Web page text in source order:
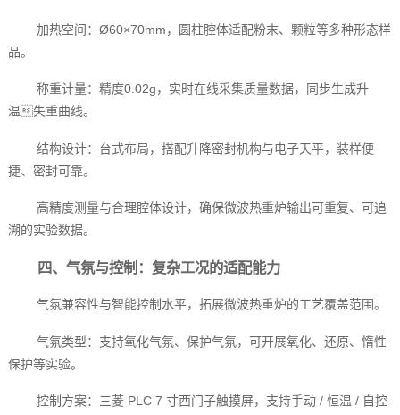
加热空间：Ø60×70mm，圆柱腔体适配粉末、颗粒等多种形态样
品。
称重计量：精度0.02g，实时在线采集质量数据，同步生成升
温失重曲线。
结构设计：台式布局，搭配升降密封机构与电子天平，装样便
捷、密封可靠。
高精度测量与合理腔体设计，确保微波热重炉输出可重复、可追
溯的实验数据。
四、气氛与控制：复杂工况的适配能力
气氛兼容性与智能控制水平，拓展微波热重炉的工艺覆盖范围。
气氛类型：支持氧化气氛、保护气氛，可开展氧化、还原、惰性
保护等实验。
控制方案：三菱 PLC 7 寸西门子触摸屏，支持手动 / 恒温 / 自控